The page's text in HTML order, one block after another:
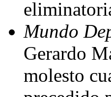
Mundo
Gerardo
molesto